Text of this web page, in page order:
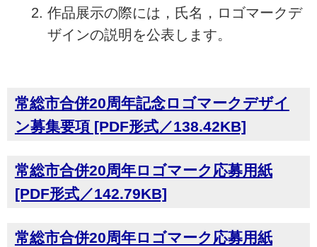
作品展示の際には，氏名，ロゴマークデ
ザインの説明を公表します。
常総市合併20周年記念ロゴマークデザイ
ン募集要項 [PDF形式／138.42KB]
常総市合併20周年ロゴマーク応募用紙
[PDF形式／142.79KB]
常総市合併20周年ロゴマーク応募用紙